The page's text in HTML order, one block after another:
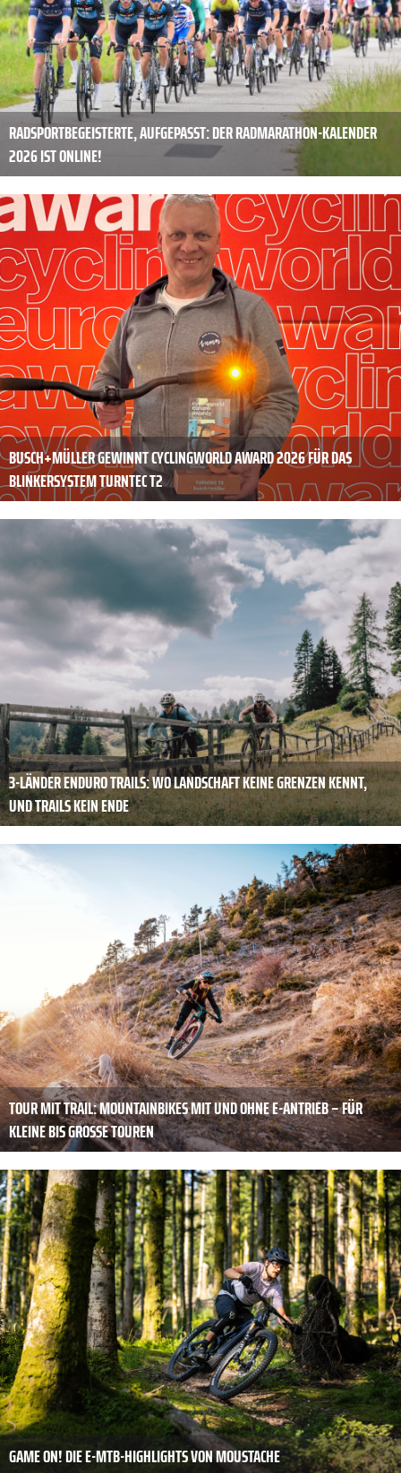
RADSPORTBEGEISTERTE, AUFGEPASST: DER RADMARATHON-KALENDER
2026 IST ONLINE!
BUSCH+MÜLLER GEWINNT CYCLINGWORLD AWARD 2026 FÜR DAS
BLINKERSYSTEM TURNTEC T2
3-LÄNDER ENDURO TRAILS: WO LANDSCHAFT KEINE GRENZEN KENNT,
UND TRAILS KEIN ENDE
TOUR MIT TRAIL: MOUNTAINBIKES MIT UND OHNE E-ANTRIEB – FÜR
KLEINE BIS GROSSE TOUREN
GAME ON! DIE E-MTB-HIGHLIGHTS VON MOUSTACHE